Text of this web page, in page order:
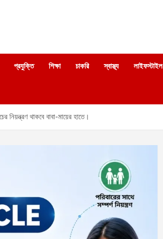
প্রযুক্তি শিক্ষা চাকরি স্বাস্থ্য লাইফস্টাইল
থাকবে বাবা-মায়ের হাতে।